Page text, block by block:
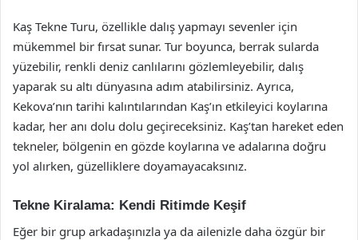
Kaş Tekne Turu, özellikle dalış yapmayı sevenler için
mükemmel bir fırsat sunar. Tur boyunca, berrak sularda
yüzebilir, renkli deniz canlılarını gözlemleyebilir, dalış
yaparak su altı dünyasına adım atabilirsiniz. Ayrıca,
Kekova’nın tarihi kalıntılarından Kaş’ın etkileyici koylarına
kadar, her anı dolu dolu geçireceksiniz. Kaş’tan hareket eden
tekneler, bölgenin en gözde koylarına ve adalarına doğru
yol alırken, güzelliklere doyamayacaksınız.
Tekne Kiralama: Kendi Ritimde Keşif
Eğer bir grup arkadaşınızla ya da ailenizle daha özgür bir